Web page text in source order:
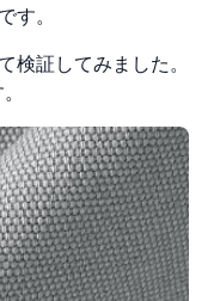
す。
検証してみました。